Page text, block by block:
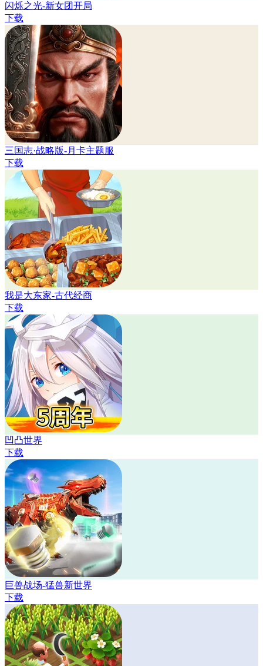
闪烁之光-新女团开局
下载
三国志·战略版-月卡主题服
下载
我是大东家-古代经商
下载
凹凸世界
下载
巨兽战场-猛兽新世界
下载